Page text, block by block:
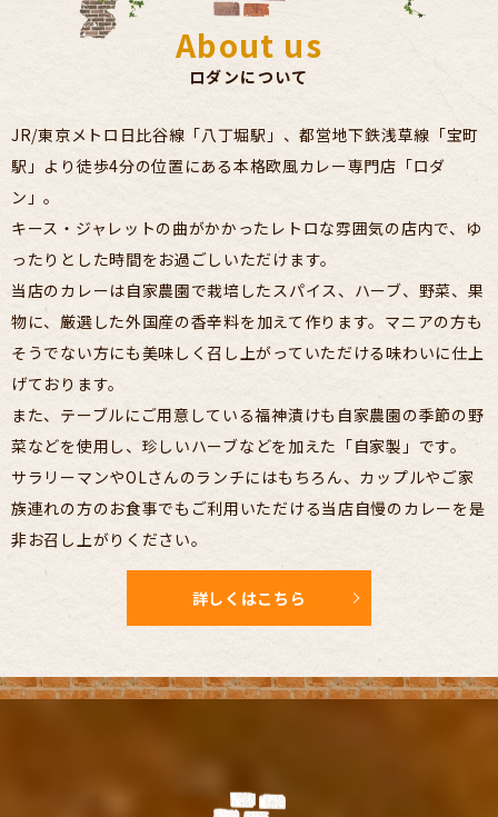
About us
ロダンについて
JR/東京メトロ日比谷線「八丁堀駅」、都営地下鉄浅草線「宝町
駅」より 徒歩4分の位置にある本格欧風カレー専門店「ロダ
ン」。
キース・ジャレットの曲がかかったレトロな雰囲気の店内で、 ゆ
ったりとした時間をお過ごしいただけます。
当店のカレーは自家農園で栽培したスパイス、ハーブ、野菜、果
物に、厳選した外国産の香辛料を加えて作ります。 マニアの方も
そうでない方にも美味しく召し上がっていただける味わいに仕上
げております。
また、テーブルにご用意している福神漬けも自家農園の季節の野
菜などを使用し、 珍しいハーブなどを加えた「自家製」です。
サラリーマンやOLさんのランチにはもちろん、カップルやご家
族連れの方のお食事でもご利用いただける当店自慢のカレーを是
非お召し上がりください。
詳しくはこちら